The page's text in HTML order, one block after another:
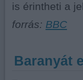
is érintheti a
forrás: BBC
Baranyát